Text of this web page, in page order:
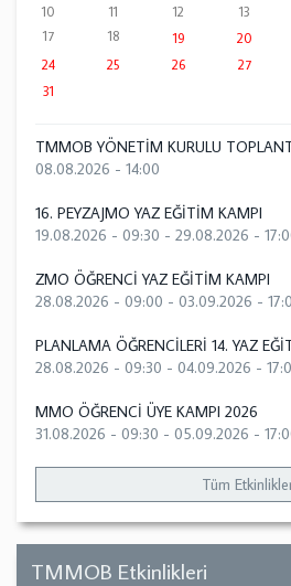
10
11 12 13
17
18 19 20
24
25 26 27
31
TMMOB YÖNETİM KURULU
08.08.2026 - 14:00
16. PEYZAJMO YAZ EĞİTİM KAMPI
19.08.2026 - 09:30 - 29.08.2026 -
ZMO ÖĞRENCİ YAZ EĞİTİM KAMPI
28.08.2026 - 09:00 - 03.09.2026 -
PLANLAMA ÖĞRENCİLERİ 14. YAZ
28.08.2026 - 09:30 - 04.09.2026 -
MMO ÖĞRENCİ ÜYE KAMPI 2026
31.08.2026 - 09:30 - 05.09.2026 -
Tüm
TMMOB Etkinlikleri